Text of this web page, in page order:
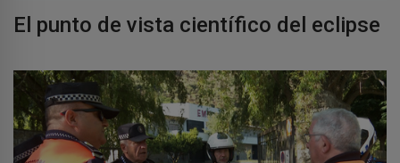
El punto de vista científico del eclipse